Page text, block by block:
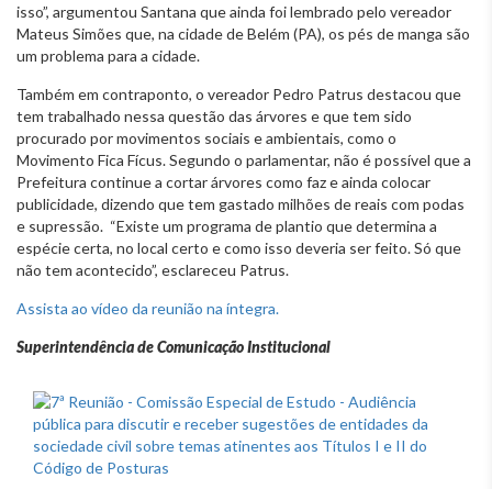
isso”, argumentou Santana que ainda foi lembrado pelo vereador
Mateus Simões que, na cidade de Belém (PA), os pés de manga são
um problema para a cidade.
Também em contraponto, o vereador Pedro Patrus destacou que
tem trabalhado nessa questão das árvores e que tem sido
procurado por movimentos sociais e ambientais, como o
Movimento Fica Fícus. Segundo o parlamentar, não é possível que a
Prefeitura continue a cortar árvores como faz e ainda colocar
publicidade, dizendo que tem gastado milhões de reais com podas
e supressão. “Existe um programa de plantio que determina a
espécie certa, no local certo e como isso deveria ser feito. Só que
não tem acontecido”, esclareceu Patrus.
Assista ao vídeo da reunião na íntegra.
Superintendência de Comunicação Institucional